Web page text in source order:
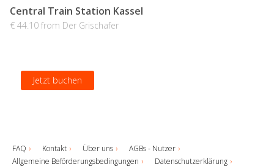
Central Train Station Kassel
€ 44.10 from Der Grischafer
Jetzt buchen
FAQ Kontakt Über uns
AGBs - Nutzer
Allgemeine Beförderungsbedingungen
Datenschutzerklärung